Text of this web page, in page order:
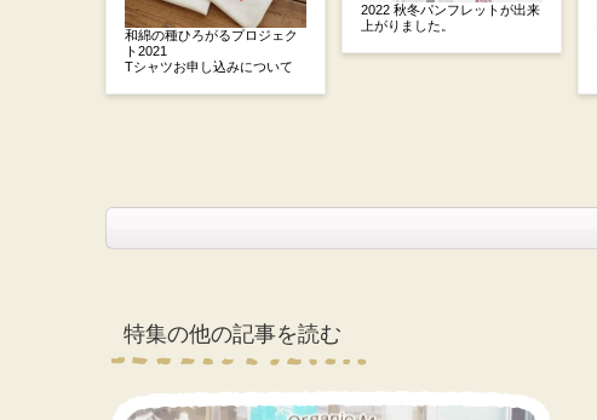
和綿の種ひろがるプロジェク
ト2021
Tシャツお申し込みについて
2022 秋冬パンフレットが出来
上がりました。
特集の他の記事を読む